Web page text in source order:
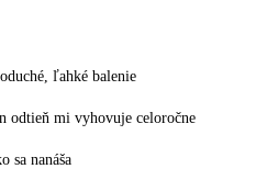
ľahké balenie
odtieň mi vyhovuje celoročne
sa nanáša